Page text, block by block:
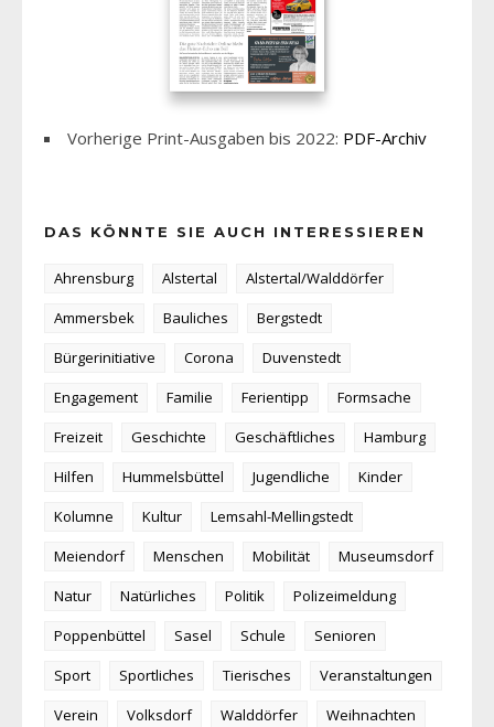
Vorherige Print-Ausgaben bis 2022: PDF-Archiv
DAS KÖNNTE SIE AUCH INTERESSIEREN
Ahrensburg Alstertal
Alstertal/Walddörfer
Ammersbek
Bauliches
Bergstedt
Bürgerinitiative
Corona
Duvenstedt
Engagement
Familie Ferientipp
Formsache
Freizeit
Geschichte Geschäftliches
Hamburg
Hilfen
Hummelsbüttel Jugendliche
Kinder
Kolumne
Kultur
Lemsahl-Mellingstedt
Meiendorf
Menschen Mobilität
Museumsdorf
Natur
Natürliches Politik
Polizeimeldung
Poppenbüttel
Sasel Schule
Senioren
Sport
Sportliches Tierisches
Veranstaltungen
Verein
Volksdorf Walddörfer
Weihnachten